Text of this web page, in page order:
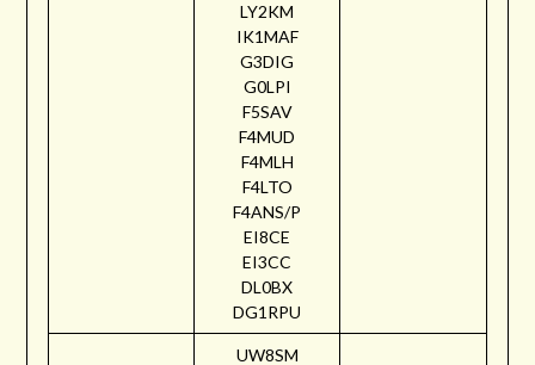
LY2KM
IK1MAF
G3DIG
G0LPI
F5SAV
F4MUD
F4MLH
F4LTO
F4ANS/P
EI8CE
EI3CC
DL0BX
DG1RPU
UW8SM